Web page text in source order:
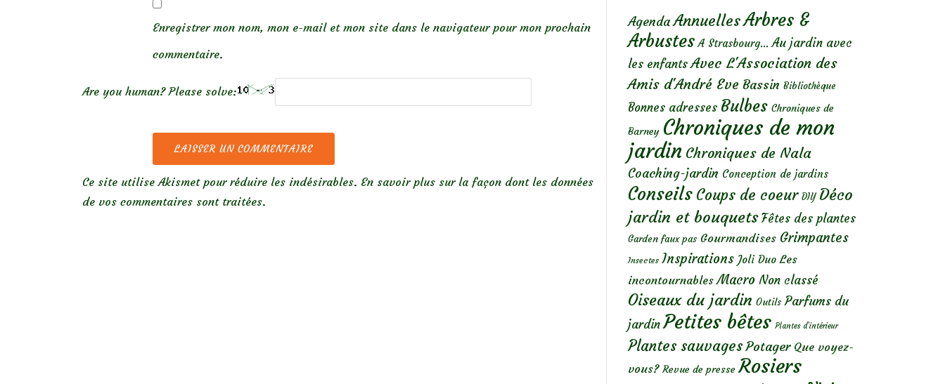
Enregistrer mon nom, mon e-mail et mon site dans le navigateur pour mon prochain
commentaire.
Are you human? Please solve:
Ce site utilise Akismet pour réduire les indésirables. En savoir plus sur la façon dont les données
de vos commentaires sont traitées.
Agenda AnnuellesArbres &
Arbustes A Strasbourg... Au jardin avec
les enfants Avec L'Association des
Amis d'André Eve Bassin Bibliothèque
Bonnes adresses Bulbes Chroniques de
Barney Chroniques de mon
jardin Chroniques de Nala
Coaching-jardin Conception de jardins
Conseils Coups de coeur DIY Déco
jardin et bouquets Fêtes des plantes
Garden faux pas Gourmandises Grimpantes
Insectes Inspirations Joli Duo Les
incontournables Macro Non classé
Oiseaux du jardin Outils Parfums du
jardin Petites bêtes Plantes d’intérieur
Plantes sauvages Potager Que voyez-
vous? Revue de presse Rosiers